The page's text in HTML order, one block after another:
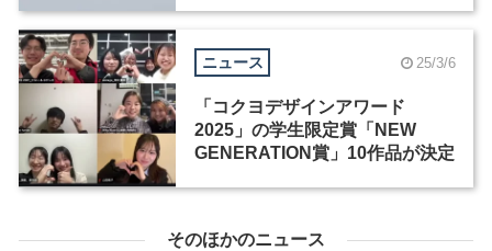
ニュース 25/3/6
「コクヨデザインアワード
2025」の学生限定賞「NEW
GENERATION賞」10作品が決定
そのほかのニュース